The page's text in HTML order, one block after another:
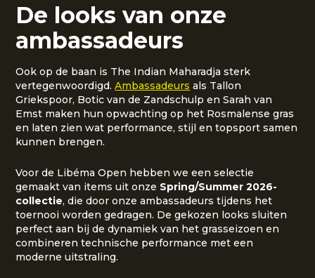
De looks van onze
ambassadeurs
Ook op de baan is The Indian Maharadja sterk
vertegenwoordigd.Ambassadeurs als Tallon
Griekspoor, Botic van de Zandschulp en Sarah van
Emst maken hun opwachting op het Rosmalense gras
en laten zien wat performance, stijl en topsport samen
kunnen brengen.
Voor de Libéma Open hebben we een selectie
gemaakt van items uit onze Spring/Summer 2026-
collectie, die door onze ambassadeurs tijdens het
toernooi worden gedragen. De gekozen looks sluiten
perfect aan bij de dynamiek van het grasseizoen en
combineren technische performance met een
moderne uitstraling.